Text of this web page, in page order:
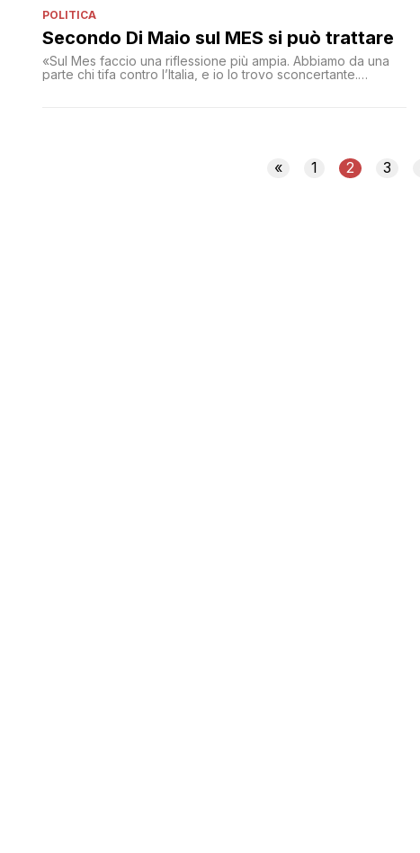
POLITICA
Secondo Di Maio sul MES si può trattare
«Sul Mes faccio una riflessione più ampia. Abbiamo da una
parte chi tifa contro l’Italia, e io lo trovo sconcertante.
« 1 2 3